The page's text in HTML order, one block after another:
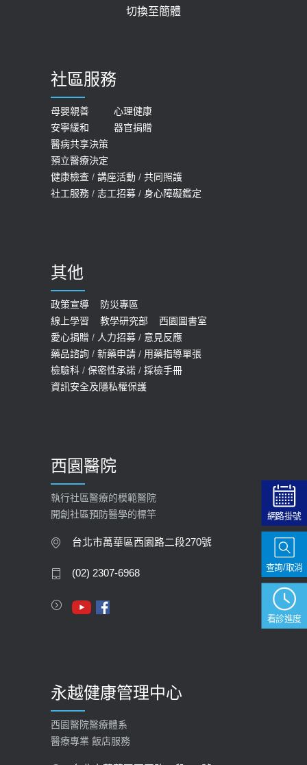
2026-05-21
女性必看國健署公費懶人包！這幾項檢
查完全免費 沒做虧大了
2026-05-14
質密度檢查！醫：注意5重點可逆轉
膝蓋退化有9大部位 骨科醫坦言：不
一定得換人工關節
2019-10-08
20歲迪士尼男星因癲癇猝逝 老人小
孩最好發、醫師點出8大前兆
2019-07-09
預約
2022-01-07
114年【公費流感及新冠疫苗】門診
預約
2025-09-30
【快速肝癌篩檢MRI】新檢查服務
2026-02-06
大吃大喝、肥胖害到膽囊！膽結石、
膽息肉如何處理？
2023-09-27
切換至簡體
社區服務
母嬰親善
心理健康
安寧緩和
器官捐贈
醫病共享決策
預立醫療決定
健康檢查 / 講座活動 / 共同照護
社工服務 / 志工招募 / 身心障礙鑑定
其他
政策宣導
防災專區
線上學習
教學研究部
西園圖書室
愛心捐贈 / 人力招募 / 意見反應
藥品諮詢 / 新藥申請 / 用藥指導單張
檢驗科 / 保密性承諾 / 採檢手冊
資訊安全及隱私權保護
西園醫院
執行社區醫療的模範醫院
開創社區預防醫學的標竿
台北市萬華區西園路二段270號
(02) 2307-6968
永越健康管理中心
西園醫院醫療體系
醫療專業 飯店服務
網路掛號
看診進度
查詢/取消